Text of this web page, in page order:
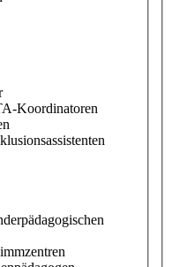
Koordinatoren